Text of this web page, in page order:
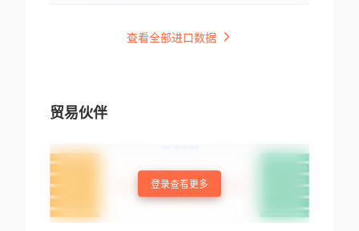
查看全部进口数据
贸易伙伴
登录查看更多